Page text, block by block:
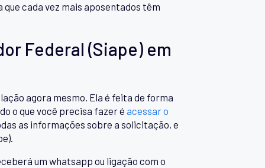
cada vez mais aposentados têm
Federal (Siape) em
agora mesmo. Ela é feita de forma
o que você precisa fazer éacessar o
as informações sobre a solicitação, e
um whatsapp ou ligação com o